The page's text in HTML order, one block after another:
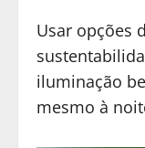
Usar opções
iluminação
mesmo à